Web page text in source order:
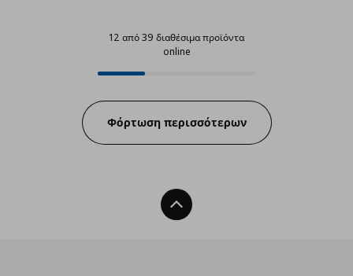
12 από 39 διαθέσιμα προϊόντα
online
12 από 39 διαθέσιμα προϊόντα
Progress:
Φόρτωση περισσότερων
Back To Top